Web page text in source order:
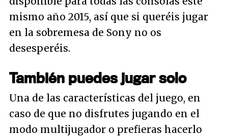
mismo año 2015, así que si queréis jugar
en la sobremesa de Sony no os
desesperéis.
También puedes jugar solo
Una de las características del juego, en
caso de que no disfrutes jugando en el
modo multijugador o prefieras hacerlo